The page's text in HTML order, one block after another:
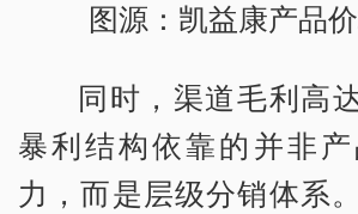
图源：凯益康产品
同时，渠道毛利高
暴利结构依靠的并非
力，而是层级分销体系